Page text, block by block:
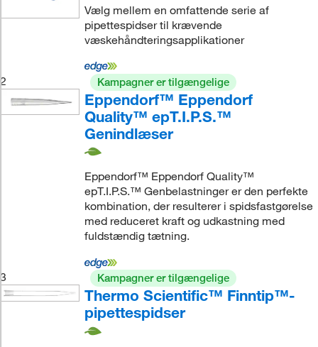
Vælg mellem en omfattende serie af
pipettespidser til krævende
væskehåndteringsapplikationer
2 Kampagner er tilgængelige
Eppendorf™ Eppendorf
Quality™ epT.I.P.S.™
Genindlæser
Eppendorf™ Eppendorf Quality™
epT.I.P.S.™ Genbelastninger er den perfekte
kombination, der resulterer i spidsfastgørelse
med reduceret kraft og udkastning med
fuldstændig tætning.
3 Kampagner er tilgængelige
Thermo Scientific™ Finntip™-
pipettespidser